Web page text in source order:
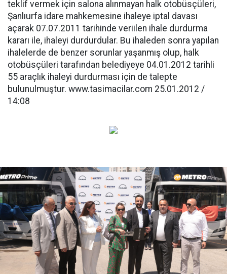
teklif vermek için salona alınmayan halk otobüsçüleri,
Şanlıurfa idare mahkemesine ihaleye iptal davası
açarak 07.07.2011 tarihinde veriilen ihale durdurma
kararı ile, ihaleyi durdurdular. Bu ihaleden sonra yapılan
ihalelerde de benzer sorunlar yaşanmış olup, halk
otobüsçüleri tarafından belediyeye 04.01.2012 tarihli
55 araçlık ihaleyi durdurması için de talepte
bulunulmuştur. www.tasimacilar.com 25.01.2012 /
14:08